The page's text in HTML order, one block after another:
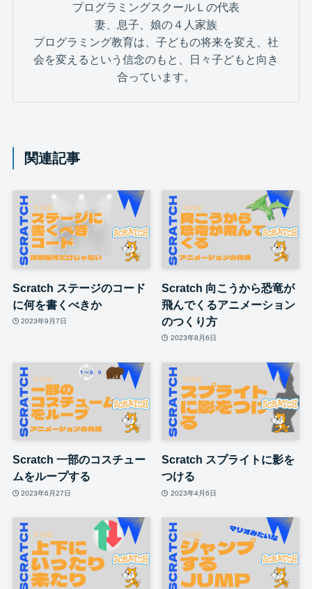
プログラミングスクールＬの代表
妻、息子、娘の４人家族
プログラミング教育は、子どもの将来を変え、社
会を変えるという信念のもと、日々子どもと向き
合っています。
関連記事
Scratch ステージのコード
に何を書くべきか
2023年9月7日
Scratch 向こうから恐竜が
飛んでくるアニメーション
のつくり方
2023年8月6日
Scratch 一部のコスチュー
ムをループする
2023年6月27日
Scratch スプライトに影を
つける
2023年4月6日